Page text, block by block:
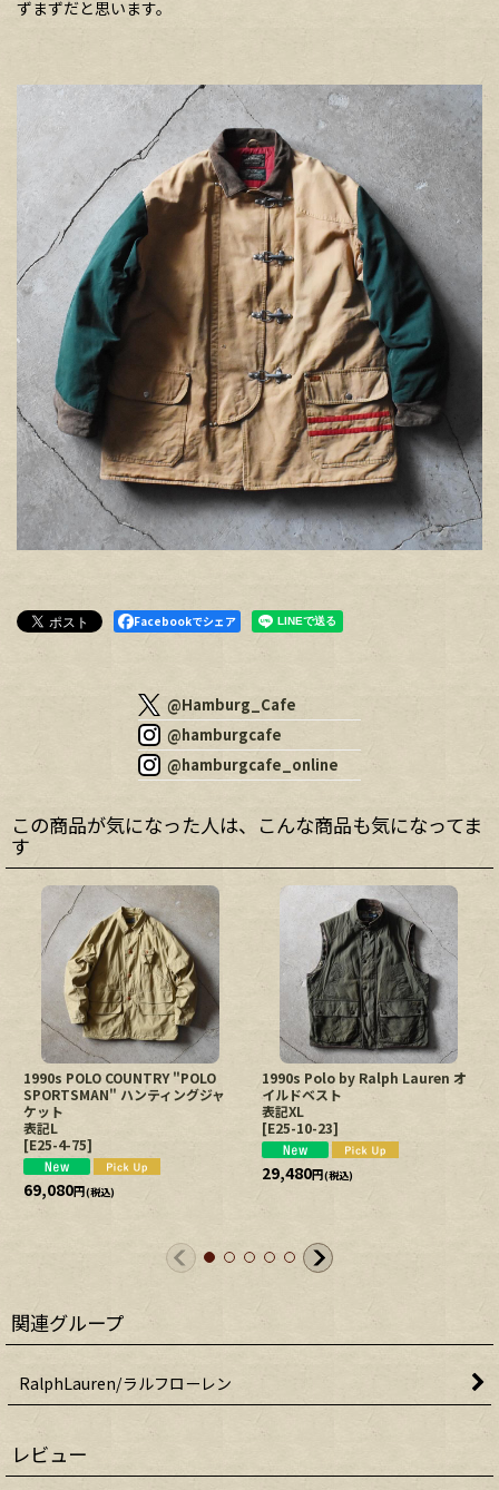
ずまずだと思います。
Facebookでシェア
@Hamburg_Cafe
@hamburgcafe
@hamburgcafe_online
この商品が気になった人は、こんな商品も気になってま
す
1990s POLO COUNTRY "POLO
SPORTSMAN" ハンティングジャ
ケット
表記L
[E25-4-75]
69,080円(税込)
1990s Polo by Ralph Lauren オ
イルドベスト
表記XL
[E25-10-23]
29,480円(税込)
関連グループ
RalphLauren/ラルフローレン
レビュー